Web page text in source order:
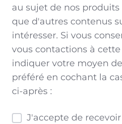
au sujet de nos produits
que d'autres contenus
intéresser. Si vous
vous contactions à
indiquer votre moyen
préféré en cochant la
ci-après :
J'accepte de